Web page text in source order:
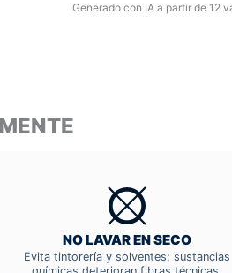
Generado con IA a partir de 12
NO LAVAR EN SECO
Evita tintorería y solventes; sustancias